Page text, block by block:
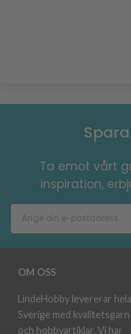
Ta emot vårt
inspiration,
OM OSS
LindeHobby levererar hela
Sverige med kvalitetsgarn
och hobbyartiklar. Vi har